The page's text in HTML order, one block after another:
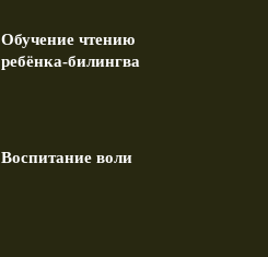
Обучение чтению
ребёнка-билингва
Воспитание воли